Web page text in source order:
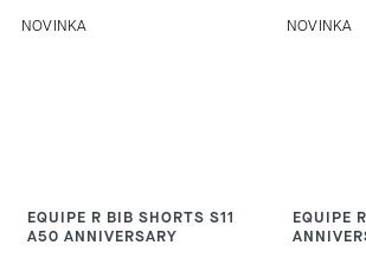
NOVINKA
EQUIPE R BIB SHORTS S11
A50 ANNIVERSARY
NOVINKA
EQUIPE